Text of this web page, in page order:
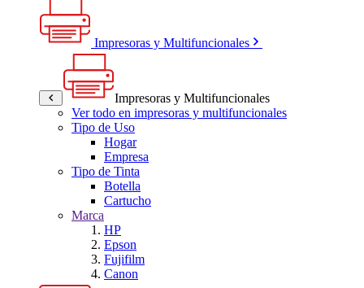
Impresoras y Multifuncionales
Impresoras y Multifuncionales
Ver todo en impresoras y multifuncionales
Tipo de Uso
Hogar
Empresa
Tipo de Tinta
Botella
Cartucho
Marca
HP
Epson
Fujifilm
Canon